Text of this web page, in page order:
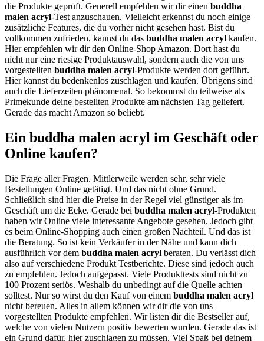
die Produkte geprüft. Generell empfehlen wir dir einen buddha
malen acryl-Test anzuschauen. Vielleicht erkennst du noch einige
zusätzliche Features, die du vorher nicht gesehen hast. Bist du
vollkommen zufrieden, kannst du das buddha malen acryl kaufen.
Hier empfehlen wir dir den Online-Shop Amazon. Dort hast du
nicht nur eine riesige Produktauswahl, sondern auch die von uns
vorgestellten buddha malen acryl-Produkte werden dort geführt.
Hier kannst du bedenkenlos zuschlagen und kaufen. Übrigens sind
auch die Lieferzeiten phänomenal. So bekommst du teilweise als
Primekunde deine bestellten Produkte am nächsten Tag geliefert.
Gerade das macht Amazon so beliebt.
Ein buddha malen acryl im Geschäft oder
Online kaufen?
Die Frage aller Fragen. Mittlerweile werden sehr, sehr viele
Bestellungen Online getätigt. Und das nicht ohne Grund.
Schließlich sind hier die Preise in der Regel viel günstiger als im
Geschäft um die Ecke. Gerade bei buddha malen acryl-Produkten
haben wir Online viele interessante Angebote gesehen. Jedoch gibt
es beim Online-Shopping auch einen großen Nachteil. Und das ist
die Beratung. So ist kein Verkäufer in der Nähe und kann dich
ausführlich vor dem buddha malen acryl beraten. Du verlässt dich
also auf verschiedene Produkt Testberichte. Diese sind jedoch auch
zu empfehlen. Jedoch aufgepasst. Viele Produkttests sind nicht zu
100 Prozent seriös. Weshalb du unbedingt auf die Quelle achten
solltest. Nur so wirst du den Kauf von einem buddha malen acryl
nicht bereuen. Alles in allem können wir dir die von uns
vorgestellten Produkte empfehlen. Wir listen dir die Bestseller auf,
welche von vielen Nutzern positiv bewerten wurden. Gerade das ist
ein Grund dafür, hier zuschlagen zu müssen. Viel Spaß bei deinem